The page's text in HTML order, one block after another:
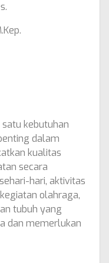
kebutuhan
dalam
kualitas
secara
hari, aktivitas
olahraga,
tubuh yang
dan memerlukan